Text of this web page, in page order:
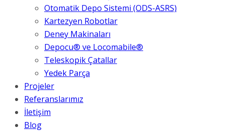
Otomatik Depo Sistemi (ODS-ASRS)
Kartezyen Robotlar
Deney Makinaları
Depocu® ve Locomabile®
Teleskopik Çatallar
Yedek Parça
Projeler
Referanslarımız
İletişim
Blog